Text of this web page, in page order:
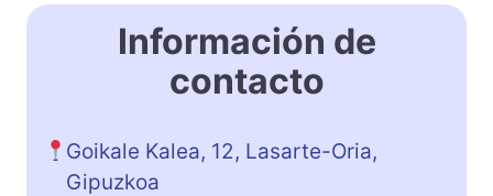
Información de
contacto
Goikale Kalea, 12, Lasarte-Oria,
Gipuzkoa